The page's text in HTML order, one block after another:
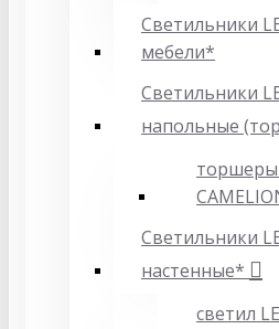
Светильники
мебели*
Светильники
напольные
торшеры
Светильники
настенные*
светил